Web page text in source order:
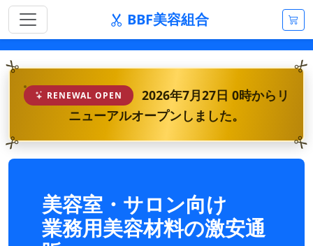
BBF美容組合
RENEWAL OPEN
2026年7月27日 0時からリ
ニューアルオープンしました。
美容室・サロン向け
業務用美容材料の激安通